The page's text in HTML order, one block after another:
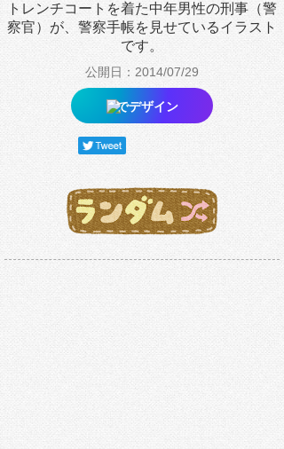
トレンチコートを着た中年男性の刑事（警
察官）が、警察手帳を見せているイラスト
です。
公開日：2014/07/29
でデザイン